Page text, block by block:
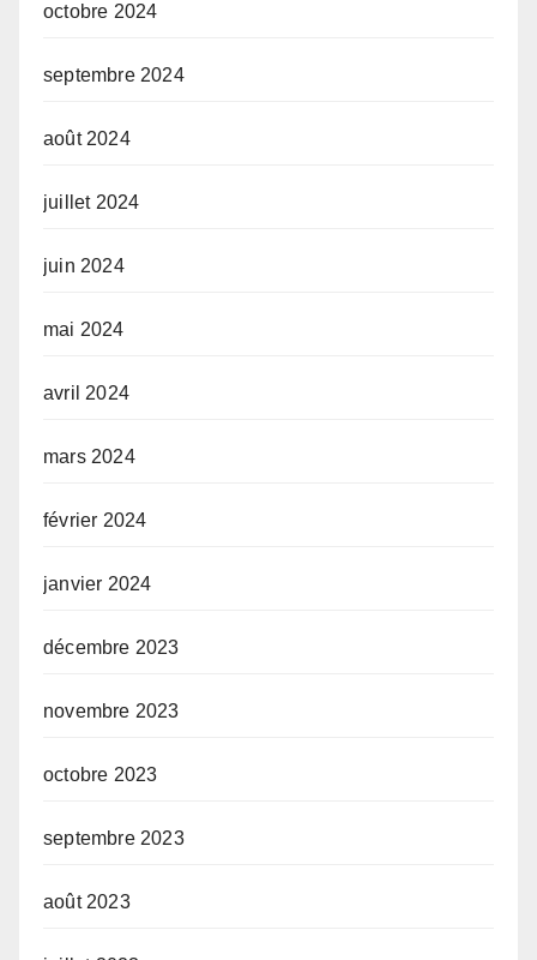
octobre 2024
septembre 2024
août 2024
juillet 2024
juin 2024
mai 2024
avril 2024
mars 2024
février 2024
janvier 2024
décembre 2023
novembre 2023
octobre 2023
septembre 2023
août 2023